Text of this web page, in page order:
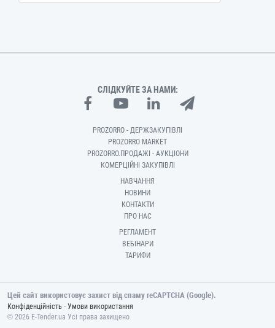
СЛІДКУЙТЕ ЗА НАМИ:
PROZORRO - ДЕРЖЗАКУПІВЛІ
PROZORRO MARKET
PROZORRO.ПРОДАЖІ - АУКЦІОНИ
КОМЕРЦІЙНІ ЗАКУПІВЛІ
НАВЧАННЯ
НОВИНИ
КОНТАКТИ
ПРО НАС
РЕГЛАМЕНТ
ВЕБІНАРИ
ТАРИФИ
Цей сайт використовує захист від спаму reCAPTCHA (Google).
Конфіденційність - Умови використання
© 2026 E-Tender.ua Усі права захищено